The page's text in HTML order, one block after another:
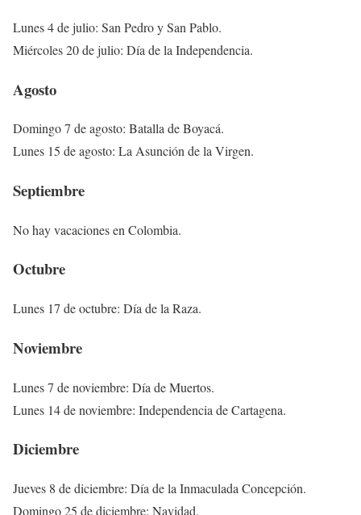
Lunes 4 de julio: San Pedro y San Pablo.
Miércoles 20 de julio: Día de la Independencia.
Agosto
Domingo 7 de agosto: Batalla de Boyacá.
Lunes 15 de agosto: La Asunción de la Virgen.
Septiembre
No hay vacaciones en Colombia.
Octubre
Lunes 17 de octubre: Día de la Raza.
Noviembre
Lunes 7 de noviembre: Día de Muertos.
Lunes 14 de noviembre: Independencia de Cartagena.
Diciembre
Jueves 8 de diciembre: Día de la Inmaculada Concepción.
Domingo 25 de diciembre: Navidad.